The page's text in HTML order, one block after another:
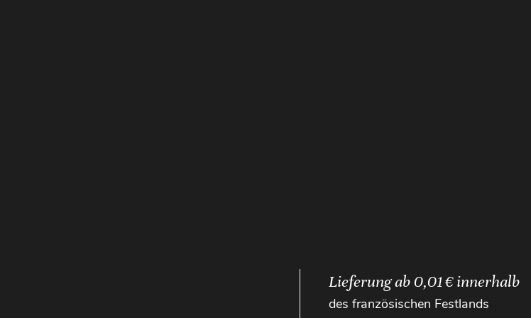
Lieferung ab 0,01 € innerhalb
des französischen Festlands